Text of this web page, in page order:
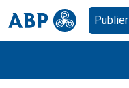
Publier